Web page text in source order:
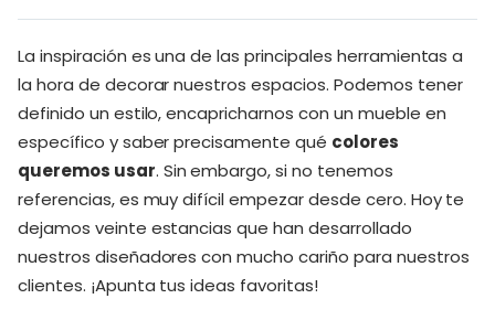
La inspiración es una de las principales herramientas a
la hora de decorar nuestros espacios. Podemos tener
definido un estilo, encapricharnos con un mueble en
específico y saber precisamente qué colores
queremos usar. Sin embargo, si no tenemos
referencias, es muy difícil empezar desde cero. Hoy te
dejamos veinte estancias que han desarrollado
nuestros diseñadores con mucho cariño para nuestros
clientes. ¡Apunta tus ideas favoritas!